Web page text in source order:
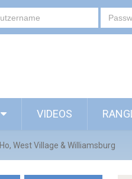
VIDEOS
West Village & Williamsburg